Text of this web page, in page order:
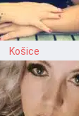
Košice